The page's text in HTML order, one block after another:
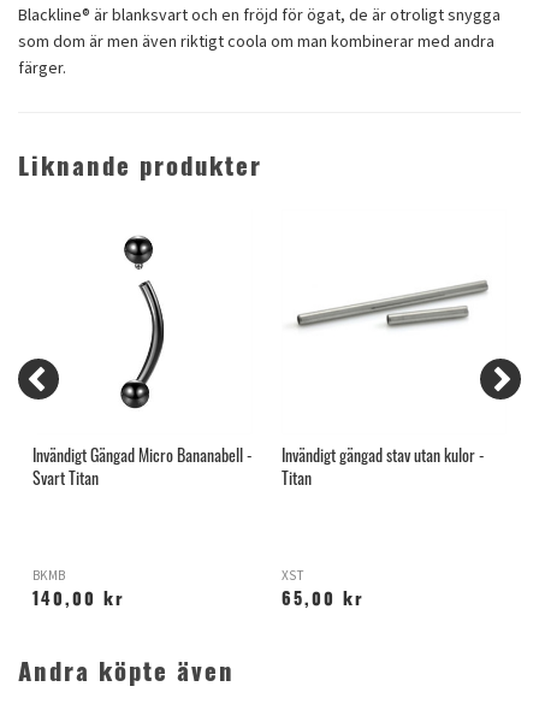
Blackline® är blanksvart och en fröjd för ögat, de är otroligt snygga
som dom är men även riktigt coola om man kombinerar med andra
färger.
Liknande produkter
Invändigt Gängad Micro Bananabell -
Svart Titan
BKMB
140,00 kr
Invändigt gängad stav utan kulor -
Titan
XST
65,00 kr
Andra köpte även